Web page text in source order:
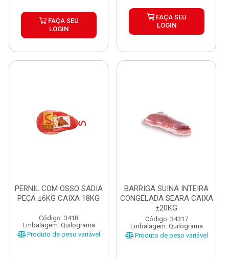
FAÇA SEU
LOGIN
FAÇA SEU
LOGIN
PERNIL COM OSSO SADIA
PEÇA ±6KG CAIXA 18KG
Código: 3418
Embalagem: Quilograma
Produto de peso variável
BARRIGA SUINA INTEIRA
CONGELADA SEARA CAIXA
±20KG
Código: 34317
Embalagem: Quilograma
Produto de peso variável